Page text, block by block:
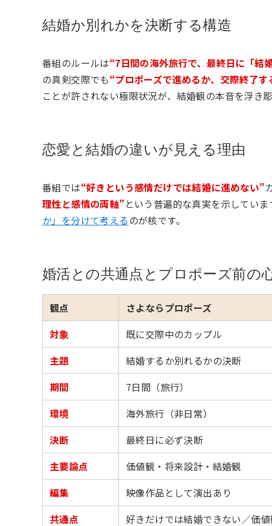
結婚か別れかを決断する構造
番組のルールは“7日間の海外旅行で、最終日に「結
の真剣交際でも“プロポーズで進めるか、交際終了す
ことが許されない極限状況が、結婚観の本音を浮き彫
恋愛と結婚の違いが見える理由
番組では“好きという感情だけでは結婚に進めない”
理性と感情の両軸”という普遍的な真実を示していま
か」を分けて考えるのが核です。
婚活との共通点とプロポーズ前の
観点 さよならプロポーズ
対象
既に交際中のカップル
主題
結婚するか別れるかの決断
期間
7日間（旅行）
環境
海外旅行（非日常）
決断
最終日に必ず決断
主要論点
価値観・将来設計・結婚観
編集
映像作品として演出あり
共通点
好きだけでは結婚できない／価